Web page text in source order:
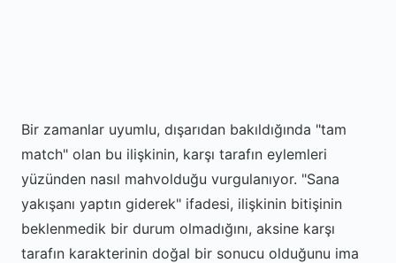
Bir zamanlar uyumlu, dışarıdan bakıldığında "tam
match" olan bu ilişkinin, karşı tarafın eylemleri
yüzünden nasıl mahvolduğu vurgulanıyor. "Sana
yakışanı yaptın giderek" ifadesi, ilişkinin bitişinin
beklenmedik bir durum olmadığını, aksine karşı
tarafın karakterinin doğal bir sonucu olduğunu ima